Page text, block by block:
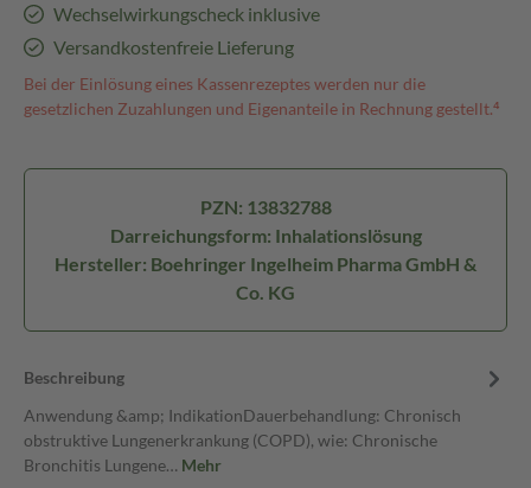
Wechselwirkungscheck inklusive
Versandkostenfreie Lieferung
Bei der Einlösung eines Kassenrezeptes werden nur die
gesetzlichen Zuzahlungen und Eigenanteile in Rechnung gestellt.⁴
PZN: 13832788
Darreichungsform: Inhalationslösung
Hersteller: Boehringer Ingelheim Pharma GmbH &
Co. KG
Beschreibung
Anwendung &amp; IndikationDauerbehandlung: Chronisch
obstruktive Lungenerkrankung (COPD), wie: Chronische
Bronchitis Lungene… Mehr